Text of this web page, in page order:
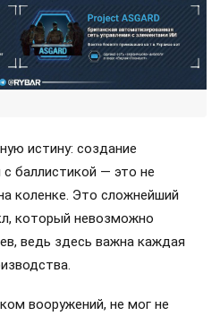
истину: создание
баллистикой — это не
коленке. Это сложнейший
который невозможно
ведь здесь важна каждая
вооружений, не мог не